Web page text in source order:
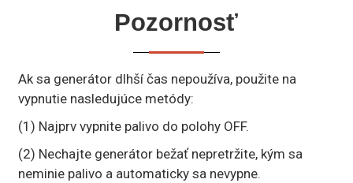
Pozornosť
Ak sa generátor dlhší čas nepoužíva, použite na
vypnutie nasledujúce metódy:
(1) Najprv vypnite palivo do polohy OFF.
(2) Nechajte generátor bežať nepretržite, kým sa
neminie palivo a automaticky sa nevypne.